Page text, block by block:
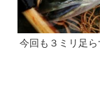
今回も３ミリ足